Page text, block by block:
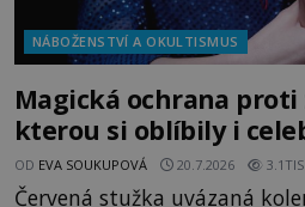
NÁBOŽENSTVÍ A OKULTISMUS
Magická ochrana
kterou si oblíbily i
OD EVA SOUKUPOVÁ 20.7.2026 3.1TIS
Červená stužka uvázaná